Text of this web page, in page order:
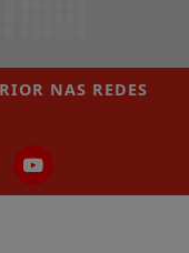
NAS REDES